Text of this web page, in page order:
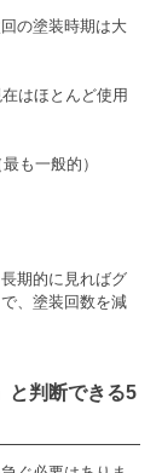
の塗装時期は大
はほとんど使用
も一般的）
期的に見ればグ
、塗装回数を減
と判断できる5